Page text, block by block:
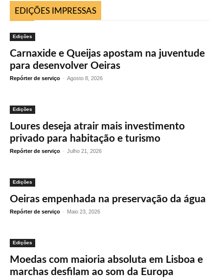
EDIÇÕES IMPRESSAS
Edições
Carnaxide e Queijas apostam na juventude
para desenvolver Oeiras
Repórter de serviço - Agosto 8, 2026
Edições
Loures deseja atrair mais investimento
privado para habitação e turismo
Repórter de serviço - Julho 21, 2026
Edições
Oeiras empenhada na preservação da água
Repórter de serviço - Maio 23, 2026
Edições
Moedas com maioria absoluta em Lisboa e
marchas desfilam ao som da Europa